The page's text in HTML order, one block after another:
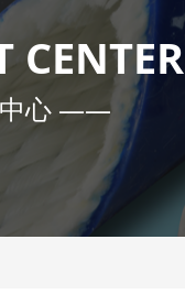
CENTER
心 ——